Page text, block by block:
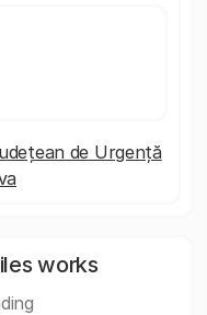
de Urgență
works